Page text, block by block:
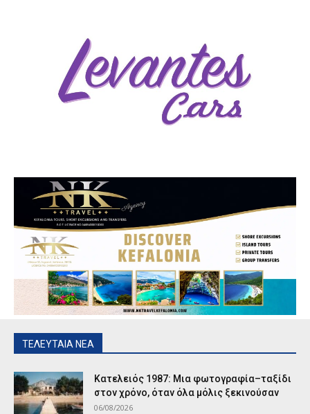
ΤΕΛΕΥΤΑΙΑ ΝΕΑ
Κατελειός 1987: Μια φωτογραφία–ταξίδι
στον χρόνο, όταν όλα μόλις ξεκινούσαν
06/08/2026